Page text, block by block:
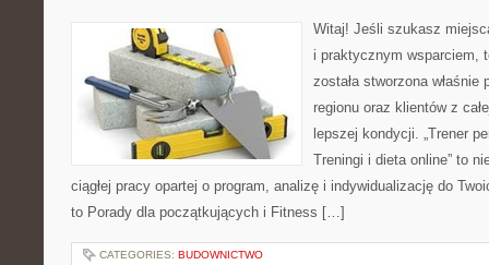
Witaj! Jeśli szukasz
i praktycznym wsparciem,
została stworzona
regionu oraz klientów z
lepszej kondycji. „Trener
Treningi i dieta online” to
ciągłej pracy opartej o program, analizę i indywidualizację do
to Porady dla początkujących i Fitness […]
CATEGORIES: BUDOWNICTWO